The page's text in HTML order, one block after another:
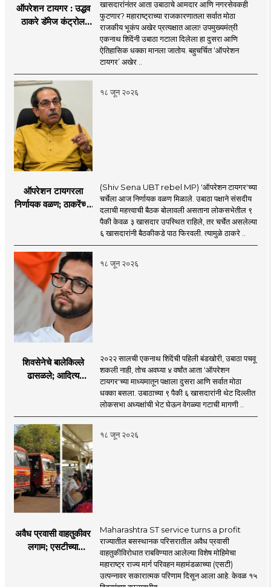
ऑपरेशन टायगर : उद्धव
ठाकरे डॅमेज कंट्रोल
शिंदेंकडे जाण्याच्या चर्चा
सुरू
खासदारांनंतर आता उबाठाचे आमदार आणि नगरसेवकही
फुटणार? महाराष्ट्राच्या राजकारणातला सर्वात मोठा
राजकीय भूकंप अखेर प्रत्यक्षात आला! उपमुख्यमंत्री
एकनाथ शिंदेंनी उबाठा गटाला दिलेला हा दुसरा आणि
ऐतिहासिक धक्का मानला जातोय. बहुचर्चित ‘ऑपरेशन
टायगर’ अखेर ..
१८ जून २०२६
ऑपरेशन टायगरला
निर्णायक वळण; ठाकरेंच्या
विलीन होण्याचा प्रस्ताव?
(Shiv Sena UBT rebel MP) 'ऑपरेशन टायगर'च्या
चर्चेला आज निर्णायक वळण मिळाले. उबाठा पक्षाने संसदीय
दलाची महत्त्वाची बैठक बोलावली असताना लोकसभेतील ९
पैकी केवळ ३ खासदार उपस्थित राहिले, तर चर्चेत असलेल्या
६ खासदारांनी बैठकीकडे पाठ फिरवली. त्यामुळे ठाकरे ..
१८ जून २०२६
शिवसेनेचे बालेकिल्ले
ढासळले; आदित्य
नेमका कुठे चुकला?
२०२२ सालची एकनाथ शिंदेंची पहिली बंडखोरी, उबाठा पचवू
शकली नाही, तोच अवघ्या ४ वर्षांत आता 'ऑपरेशन
टायगर'च्या माध्यमातून पक्षाला दुसरा आणि सर्वात मोठा
धक्का बसला. उबाठाच्या ९ पैकी ६ खासदारांनी थेट दिल्लीत
लोकसभा अध्यक्षांची भेट घेऊन वेगळ्या गटाची मागणी ..
१८ जून २०२६
अवैध प्रवासी वाहतुकीवर
लगाम; एसटीच्या
Maharashtra ST service turns a profit
राज्यातील बसस्थानक परिसरातील अवैध प्रवासी
वाहतुकीविरोधात राबविण्यात आलेल्या विशेष मोहिमेचा
महाराष्ट्र राज्य मार्ग परिवहन महामंडळाच्या (एसटी)
उत्पन्नावर सकारात्मक परिणाम दिसून आला आहे. केवळ १५